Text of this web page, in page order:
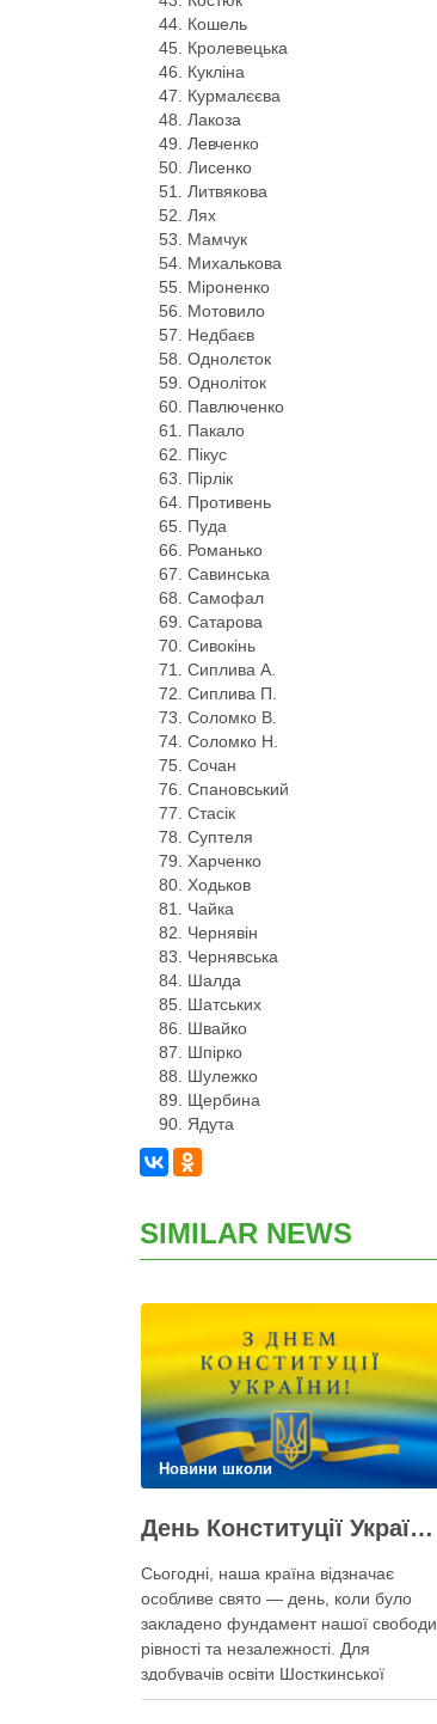
Кошель
Кролевецька
Кукліна
Курмалєєва
Лакоза
Левченко
Лисенко
Литвякова
Лях
Мамчук
Михалькова
Міроненко
Мотовило
Недбаєв
Однолєток
Одноліток
Павлюченко
Пакало
Пікус
Пірлік
Противень
Пуда
Романько
Савинська
Самофал
Сатарова
Сивокінь
Сиплива А.
Сиплива П.
Соломко В.
Соломко Н.
Сочан
Спановський
Стасік
Суптеля
Харченко
Ходьков
Чайка
Чернявін
Чернявська
Шалда
Шатських
Швайко
Шпірко
Шулежко
Щербина
Ядута
SIMILAR NEWS
Новини школи
День Конституції України!
Сьогодні, наша країна відзначає
особливе свято — день, коли було
закладено фундамент нашої свободи,
рівності та незалежності. Для
здобувачів освіти Шосткинської
початкової школи «Паросток»